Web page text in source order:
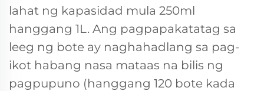
lahat ng kapasidad mula 250ml
hanggang 1L. Ang pagpapakatatag sa
leeg ng bote ay naghahadlang sa pag-
ikot habang nasa mataas na bilis ng
pagpupuno (hanggang 120 bote kada